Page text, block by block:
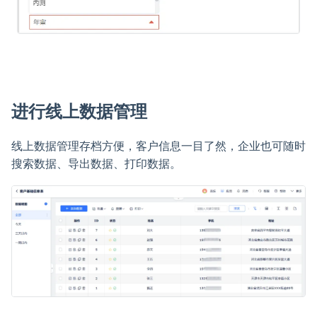
进行线上数据管理
线上数据管理存档方便，客户信息一目了然，企业也可随时
搜索数据、导出数据、打印数据。